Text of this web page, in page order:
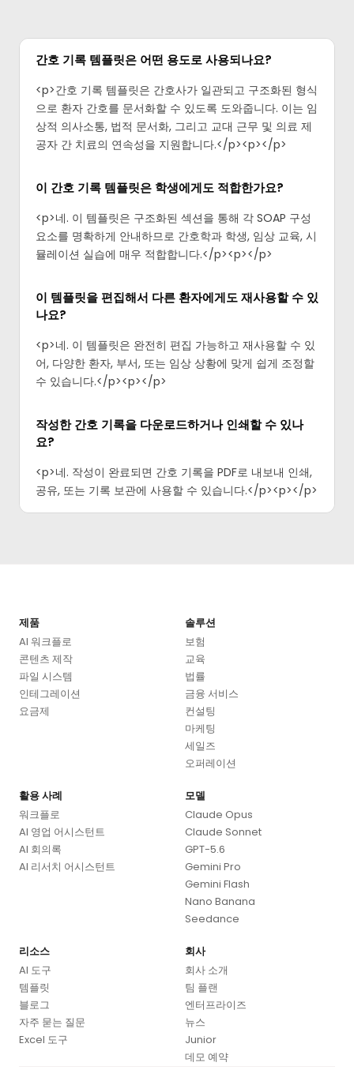
간호 기록 템플릿은 어떤 용도로 사용되나요?
<p>간호 기록 템플릿은 간호사가 일관되고 구조화된 형식
으로 환자 간호를 문서화할 수 있도록 도와줍니다. 이는 임
상적 의사소통, 법적 문서화, 그리고 교대 근무 및 의료 제
공자 간 치료의 연속성을 지원합니다.</p><p>‍</p>
이 간호 기록 템플릿은 학생에게도 적합한가요?
<p>네. 이 템플릿은 구조화된 섹션을 통해 각 SOAP 구성
요소를 명확하게 안내하므로 간호학과 학생, 임상 교육, 시
뮬레이션 실습에 매우 적합합니다.</p><p>‍</p>
이 템플릿을 편집해서 다른 환자에게도 재사용할 수 있
나요?
<p>네. 이 템플릿은 완전히 편집 가능하고 재사용할 수 있
어, 다양한 환자, 부서, 또는 임상 상황에 맞게 쉽게 조정할
수 있습니다.</p><p>‍</p>
작성한 간호 기록을 다운로드하거나 인쇄할 수 있나
요?
<p>네. 작성이 완료되면 간호 기록을 PDF로 내보내 인쇄,
공유, 또는 기록 보관에 사용할 수 있습니다.</p><p>‍</p>
제품
AI 워크플로
콘텐츠 제작
파일 시스템
인테그레이션
요금제
솔루션
보험
교육
법률
금융 서비스
컨설팅
마케팅
세일즈
오퍼레이션
활용 사례
워크플로
AI 영업 어시스턴트
AI 회의록
AI 리서치 어시스턴트
모델
Claude Opus
Claude Sonnet
GPT-5.6
Gemini Pro
Gemini Flash
Nano Banana
Seedance
리소스
AI 도구
템플릿
블로그
자주 묻는 질문
Excel 도구
회사
회사 소개
팀 플랜
엔터프라이즈
뉴스
Junior
데모 예약